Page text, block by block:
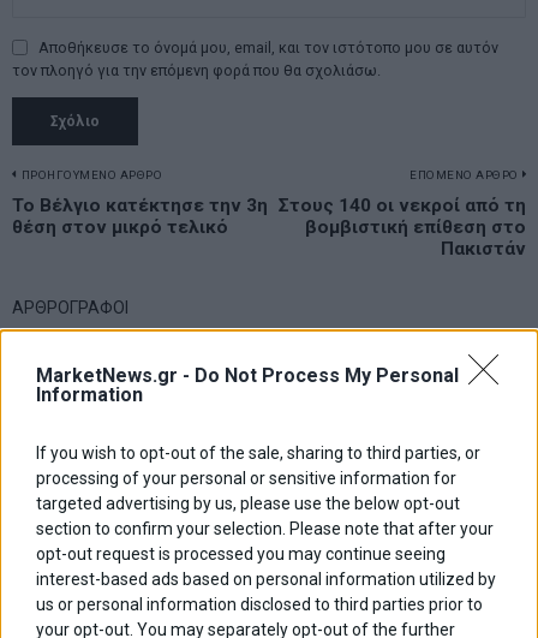
MarketNews.gr - Do Not Process My Personal
Information
If you wish to opt-out of the sale, sharing to third parties, or
processing of your personal or sensitive information for
targeted advertising by us, please use the below opt-out
section to confirm your selection. Please note that after your
opt-out request is processed you may continue seeing
interest-based ads based on personal information utilized by
us or personal information disclosed to third parties prior to
your opt-out. You may separately opt-out of the further
Αποθήκευσε το όνομά μου, email, και τον ιστότοπο μου σε αυτόν
τον πλοηγό για την επόμενη φορά που θα σχολιάσω.
Πλοήγηση
άρθρων
ΠΡΟΗΓΟΥΜΕΝΟ ΑΡΘΡΟ
Previous
post:
Το Βέλγιο κατέκτησε την 3η
θέση στον μικρό τελικό
ΕΠΟΜΕΝΟ ΑΡΘΡΟ
Στους 140 οι νεκροί από τη
βομβιστική επίθεση στο
Πακιστάν
ΑΡΘΡΟΓΡΑΦΟΙ
Οι «τιμωροί» των ομολόγων επέστρεψαν
Εύη Φραγκάκη
Η αληθινή παιδεία ξεκινά από την ψυχή…
Σταματίνα Σταματάκου
Η βία κατά των ζώων δεν αντέχει βολικές ερμηνείες